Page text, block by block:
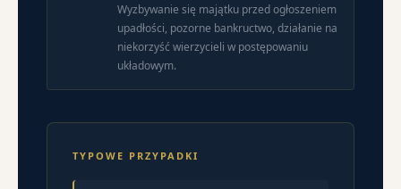
Wyzbywanie się majątku przed ogłoszeniem
upadłości, pozorne bankructwo, działanie na
niekorzyść wierzycieli w postępowaniu
układowym.
TYPOWE PRZYPADKI